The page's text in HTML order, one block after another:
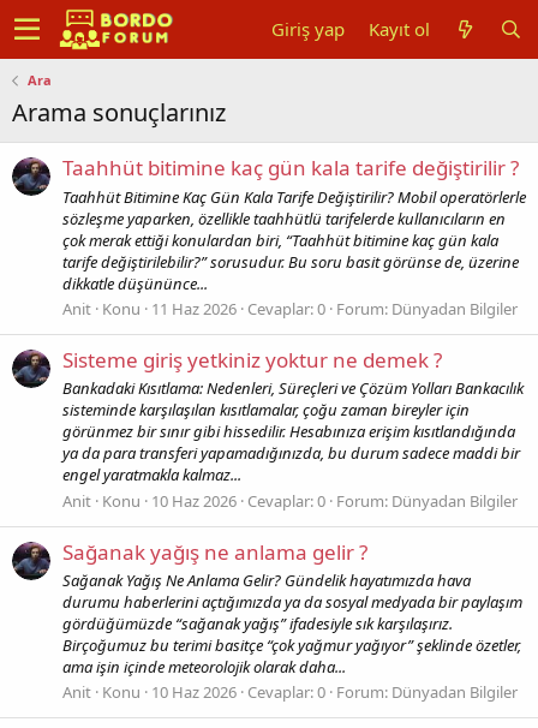
Giriş yap Kayıt ol
Ara
Arama sonuçlarınız
Taahhüt bitimine kaç gün kala tarife değiştirilir ?
Taahhüt Bitimine Kaç Gün Kala Tarife Değiştirilir? Mobil operatörlerle
sözleşme yaparken, özellikle taahhütlü tarifelerde kullanıcıların en
çok merak ettiği konulardan biri, “Taahhüt bitimine kaç gün kala
tarife değiştirilebilir?” sorusudur. Bu soru basit görünse de, üzerine
dikkatle düşününce...
Anit Konu 11 Haz 2026 Cevaplar: 0 Forum: Dünyadan Bilgiler
Sisteme giriş yetkiniz yoktur ne demek ?
Bankadaki Kısıtlama: Nedenleri, Süreçleri ve Çözüm Yolları Bankacılık
sisteminde karşılaşılan kısıtlamalar, çoğu zaman bireyler için
görünmez bir sınır gibi hissedilir. Hesabınıza erişim kısıtlandığında
ya da para transferi yapamadığınızda, bu durum sadece maddi bir
engel yaratmakla kalmaz...
Anit Konu 10 Haz 2026 Cevaplar: 0 Forum: Dünyadan Bilgiler
Sağanak yağış ne anlama gelir ?
Sağanak Yağış Ne Anlama Gelir? Gündelik hayatımızda hava
durumu haberlerini açtığımızda ya da sosyal medyada bir paylaşım
gördüğümüzde “sağanak yağış” ifadesiyle sık karşılaşırız.
Birçoğumuz bu terimi basitçe “çok yağmur yağıyor” şeklinde özetler,
ama işin içinde meteorolojik olarak daha...
Anit Konu 10 Haz 2026 Cevaplar: 0 Forum: Dünyadan Bilgiler